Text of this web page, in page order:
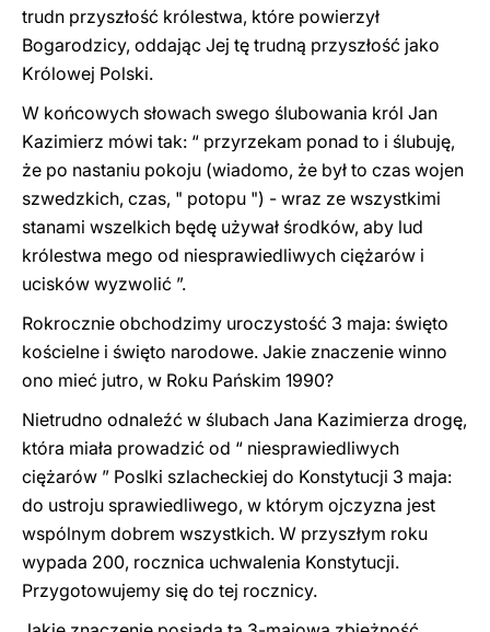
trudn przyszłość królestwa, które powierzył
Bogarodzicy, oddając Jej tę trudną przyszłość jako
Królowej Polski.
W końcowych słowach swego ślubowania król Jan
Kazimierz mówi tak: “ przyrzekam ponad to i ślubuję,
że po nastaniu pokoju (wiadomo, że był to czas wojen
szwedzkich, czas, " potopu ") - wraz ze wszystkimi
stanami wszelkich będę używał środków, aby lud
królestwa mego od niesprawiedliwych ciężarów i
ucisków wyzwolić ”.
Rokrocznie obchodzimy uroczystość 3 maja: święto
kościelne i święto narodowe. Jakie znaczenie winno
ono mieć jutro, w Roku Pańskim 1990?
Nietrudno odnaleźć w ślubach Jana Kazimierza drogę,
która miała prowadzić od “ niesprawiedliwych
ciężarów ” Poslki szlacheckiej do Konstytucji 3 maja:
do ustroju sprawiedliwego, w którym ojczyzna jest
wspólnym dobrem wszystkich. W przyszłym roku
wypada 200, rocznica uchwalenia Konstytucji.
Przygotowujemy się do tej rocznicy.